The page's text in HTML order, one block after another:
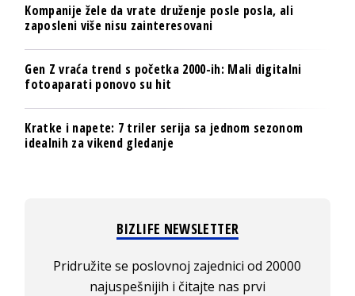
Kompanije žele da vrate druženje posle posla, ali
zaposleni više nisu zainteresovani
Gen Z vraća trend s početka 2000-ih: Mali digitalni
fotoaparati ponovo su hit
Kratke i napete: 7 triler serija sa jednom sezonom
idealnih za vikend gledanje
BIZLIFE NEWSLETTER
Pridružite se poslovnoj zajednici od 20000
najuspešnijih i čitajte nas prvi